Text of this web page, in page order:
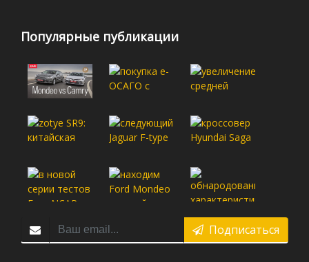
Популярные публикации
Подписаться